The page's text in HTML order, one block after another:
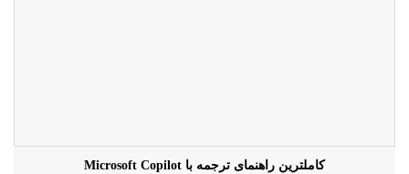
کاملترین راهنمای ترجمه با Microsoft Copilot